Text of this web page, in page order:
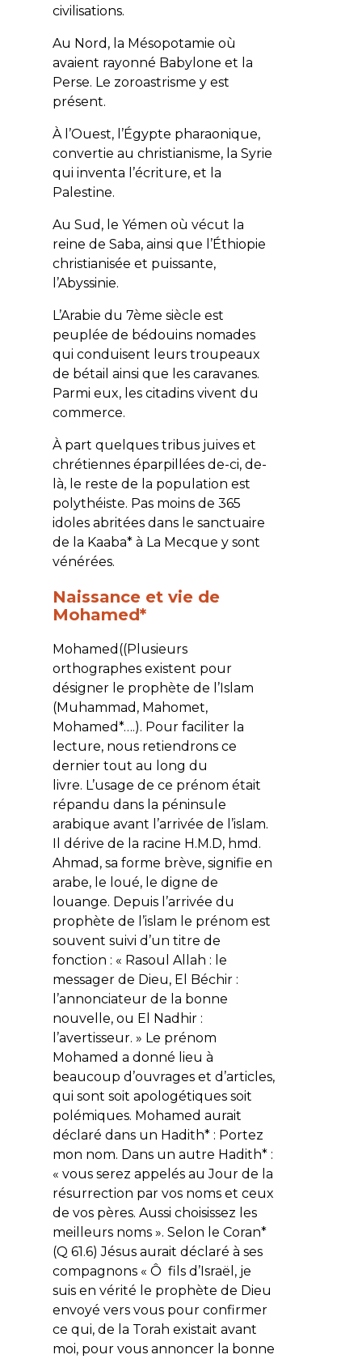
civilisations.
Au Nord, la Mésopotamie où
avaient rayonné Babylone et la
Perse. Le zoroastrisme y est
présent.
À l’Ouest, l’Égypte pharaonique,
convertie au christianisme, la Syrie
qui inventa l’écriture, et la
Palestine.
Au Sud, le Yémen où vécut la
reine de Saba, ainsi que l’Éthiopie
christianisée et puissante,
l’Abyssinie.
L’Arabie du 7ème siècle est
peuplée de bédouins nomades
qui conduisent leurs troupeaux
de bétail ainsi que les caravanes.
Parmi eux, les citadins vivent du
commerce.
À part quelques tribus juives et
chrétiennes éparpillées de-ci, de-
là, le reste de la population est
polythéiste. Pas moins de 365
idoles abritées dans le sanctuaire
de la Kaaba* à La Mecque y sont
vénérées.
Naissance et vie de
Mohamed*
Mohamed((Plusieurs
orthographes existent pour
désigner le prophète de l’Islam
(Muhammad, Mahomet,
Mohamed*….). Pour faciliter la
lecture, nous retiendrons ce
dernier tout au long du
livre. L’usage de ce prénom était
répandu dans la péninsule
arabique avant l’arrivée de l’islam.
Il dérive de la racine H.M.D, hmd.
Ahmad, sa forme brève, signifie en
arabe, le loué, le digne de
louange. Depuis l’arrivée du
prophète de l’islam le prénom est
souvent suivi d’un titre de
fonction : « Rasoul Allah : le
messager de Dieu, El Béchir :
l’annonciateur de la bonne
nouvelle, ou El Nadhir :
l’avertisseur. » Le prénom
Mohamed a donné lieu à
beaucoup d’ouvrages et d’articles,
qui sont soit apologétiques soit
polémiques. Mohamed aurait
déclaré dans un Hadith* : Portez
mon nom. Dans un autre Hadith* :
« vous serez appelés au Jour de la
résurrection par vos noms et ceux
de vos pères. Aussi choisissez les
meilleurs noms ». Selon le Coran*
(Q 61.6) Jésus aurait déclaré à ses
compagnons « Ô fils d’Israël, je
suis en vérité le prophète de Dieu
envoyé vers vous pour confirmer
ce qui, de la Torah existait avant
moi, pour vous annoncer la bonne